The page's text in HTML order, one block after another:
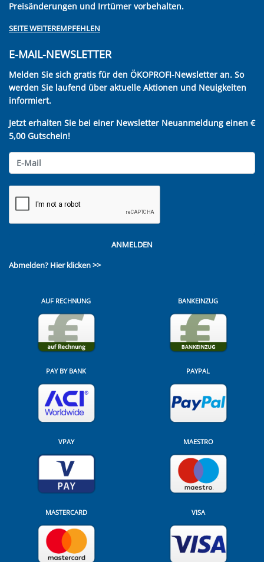
Preisänderungen und Irrtümer vorbehalten.
SEITE WEITEREMPFEHLEN
E-MAIL-NEWSLETTER
Melden Sie sich gratis für den ÖKOPROFI-Newsletter an. So
werden Sie laufend über aktuelle Aktionen und Neuigkeiten
informiert.
Jetzt erhalten Sie bei einer Newsletter Neuanmeldung einen €
5,00 Gutschein!
ANMELDEN
Abmelden? Hier klicken >>
AUF RECHNUNG BANKEINZUG
PAY BY BANK PAYPAL
VPAY MAESTRO
MASTERCARD VISA